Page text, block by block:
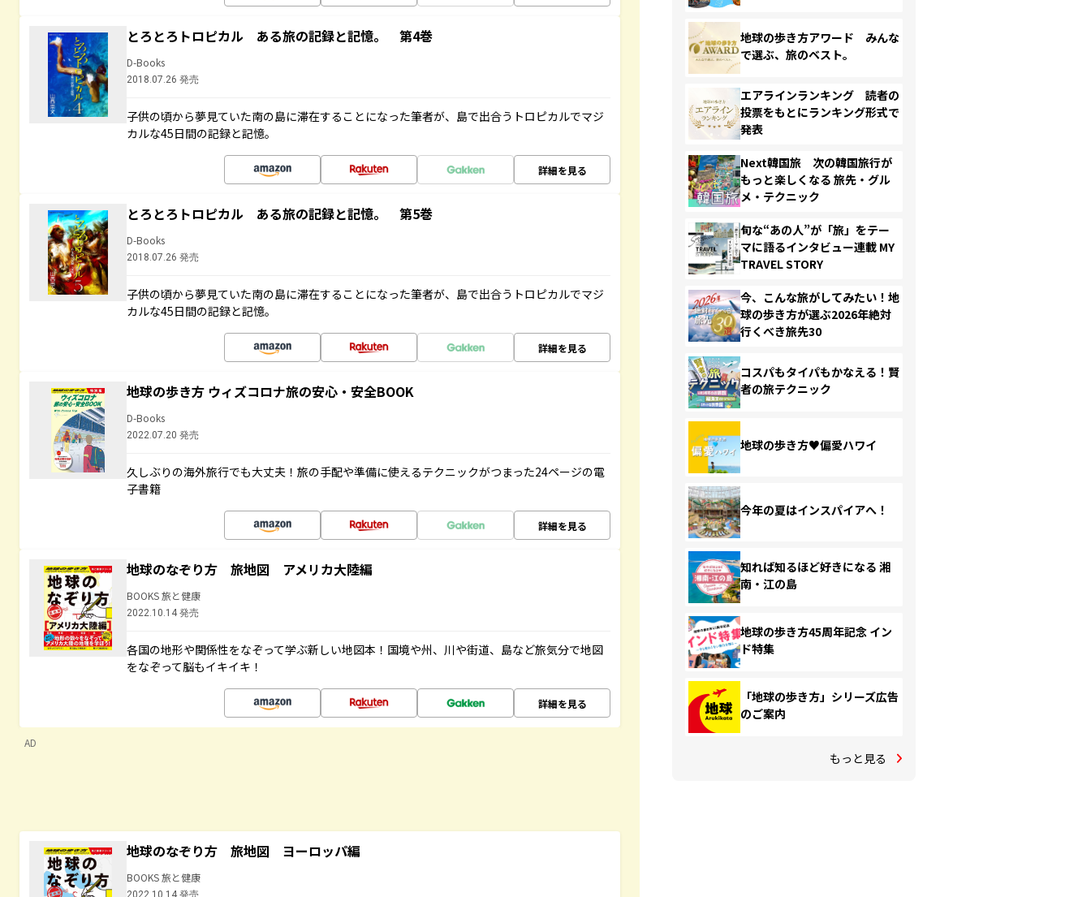
とろとろトロピカル ある旅の記録と記憶。 第4巻
D-Books
2018.07.26 発売
子供の頃から夢見ていた南の島に滞在することになった筆者が、島で出合うトロピカルでマジ
カルな45日間の記録と記憶。
詳細を見る
とろとろトロピカル ある旅の記録と記憶。 第5巻
D-Books
2018.07.26 発売
子供の頃から夢見ていた南の島に滞在することになった筆者が、島で出合うトロピカルでマジ
カルな45日間の記録と記憶。
詳細を見る
地球の歩き方 ウィズコロナ旅の安心・安全BOOK
D-Books
2022.07.20 発売
久しぶりの海外旅行でも大丈夫！旅の手配や準備に使えるテクニックがつまった24ページの電
子書籍
詳細を見る
地球のなぞり方 旅地図 アメリカ大陸編
BOOKS 旅と健康
2022.10.14 発売
各国の地形や関係性をなぞって学ぶ新しい地図本！国境や州、川や街道、島など旅気分で地図
をなぞって脳もイキイキ！
詳細を見る
AD
地球のなぞり方 旅地図 ヨーロッパ編
BOOKS 旅と健康
2022.10.14 発売
地球の歩き方アワード みんな
で選ぶ、旅のベスト。
エアラインランキング 読者の
投票をもとにランキング形式で
発表
Next韓国旅 次の韓国旅行が
もっと楽しくなる 旅先・グル
メ・テクニック
旬な“あの人”が「旅」をテー
マに語るインタビュー連載 MY
TRAVEL STORY
今、こんな旅がしてみたい！地
球の歩き方が選ぶ2026年絶対
行くべき旅先30
コスパもタイパもかなえる！賢
者の旅テクニック
地球の歩き方♥偏愛ハワイ
今年の夏はインスパイアへ！
知れば知るほど好きになる 湘
南・江の島
地球の歩き方45周年記念 イン
ド特集
「地球の歩き方」シリーズ広告
のご案内
もっと見る